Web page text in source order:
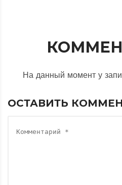
На данный момент у
ОСТАВИТЬ